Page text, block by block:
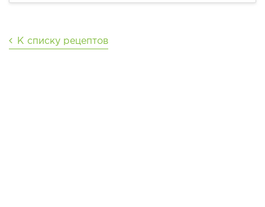
К списку рецептов